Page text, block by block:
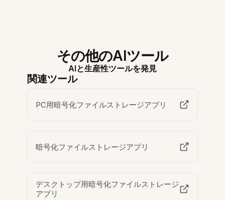
その他のAIツール
AIと生産性ツールを発見
関連ツール
PC用暗号化ファイルストレージアプリ
暗号化ファイルストレージアプリ
デスクトップ用暗号化ファイルストレージ
アプリ